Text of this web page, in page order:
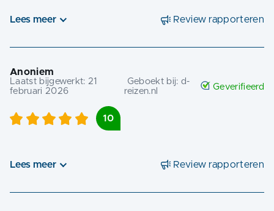
Lees meer Review rapporteren
Anoniem
Laatst bijgewerkt:21
februari 2026
Geboekt bij: d-
reizen.nl
Geverifieerd
10
Lees meer Review rapporteren